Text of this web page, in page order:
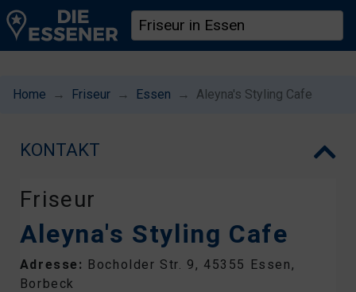
Home Friseur Essen Aleyna's Styling Cafe
KONTAKT
Friseur
Aleyna's Styling Cafe
Adresse: Bocholder Str. 9, 45355 Essen,
Borbeck